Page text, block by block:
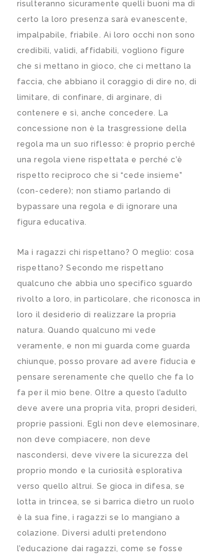
risulteranno sicuramente quelli buoni ma di
certo la loro presenza sarà evanescente,
impalpabile, friabile. Ai loro occhi non sono
credibili, validi, affidabili, vogliono figure
che si mettano in gioco, che ci mettano la
faccia, che abbiano il coraggio di dire no, di
limitare, di confinare, di arginare, di
contenere e sì, anche concedere. La
concessione non è la trasgressione della
regola ma un suo riflesso: è proprio perché
una regola viene rispettata e perché c’è
rispetto reciproco che si “cede insieme”
(con-cedere); non stiamo parlando di
bypassare una regola e di ignorare una
figura educativa.
Ma i ragazzi chi rispettano? O meglio: cosa
rispettano? Secondo me rispettano
qualcuno che abbia uno specifico sguardo
rivolto a loro, in particolare, che riconosca in
loro il desiderio di realizzare la propria
natura. Quando qualcuno mi vede
veramente, e non mi guarda come guarda
chiunque, posso provare ad avere fiducia e
pensare serenamente che quello che fa lo
fa per il mio bene. Oltre a questo l’adulto
deve avere una propria vita, propri desideri,
proprie passioni. Egli non deve elemosinare,
non deve compiacere, non deve
nascondersi, deve vivere la sicurezza del
proprio mondo e la curiosità esplorativa
verso quello altrui. Se gioca in difesa, se
lotta in trincea, se si barrica dietro un ruolo
è la sua fine, i ragazzi se lo mangiano a
colazione. Diversi adulti pretendono
l’educazione dai ragazzi, come se fosse